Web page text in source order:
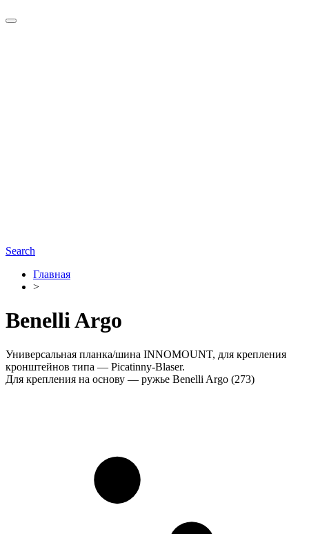
Search
Главная
>
Benelli Argo
Универсальная планка/шина INNOMOUNT, для крепления
кронштейнов типа — Picatinny-Blaser.
Для крепления на основу — ружье Benelli Argo (273)